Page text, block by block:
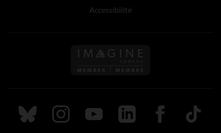
Accessibilité
Suivez nous sur Bluesky
Suivez nous sur Instagram
Suivez nous sur Youtube
Suivez nous sur LinkedIn
Suivez nous sur
TikTok